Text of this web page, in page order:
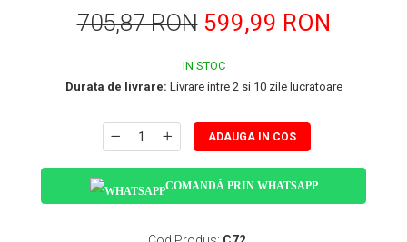
705,87 RON 599,99 RON
IN STOC
Durata de livrare: Livrare intre 2 si 10 zile lucratoare
ADAUGA IN COS
COMANDĂ PRIN WHATSAPP